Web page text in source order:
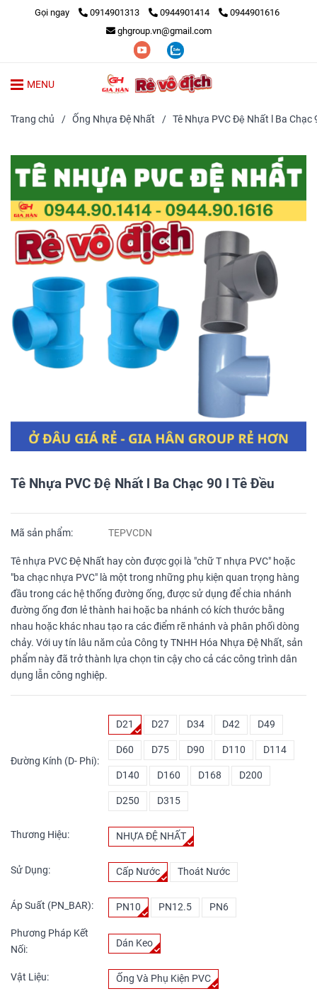
Gọi ngay 0914901313 0944901414
0944901616
ghgroup.vn@gmail.com
MENU
Trang chủ / Ống Nhựa Đệ Nhất / Tê Nhựa PVC Đệ Nhất l Ba Chạc
Tê Nhựa PVC Đệ Nhất l Ba Chạc 90 l Tê Đều
Mã sản phẩm: TEPVCDN
Tê nhựa PVC Đệ Nhất hay còn được gọi là "chữ T nhựa PVC" hoặc
"ba chạc nhựa PVC" là một trong những phụ kiện quan trọng hàng
đầu trong các hệ thống đường ống, được sử dụng để chia nhánh
đường ống đơn lẻ thành hai hoặc ba nhánh có kích thước bằng
nhau hoặc khác nhau tạo ra các điểm rẽ nhánh và phân phối dòng
chảy. Với uy tín lâu năm của Công ty TNHH Hóa Nhựa Đệ Nhất, sản
phẩm này đã trở thành lựa chọn tin cậy cho cả các công trình dân
dụng lẫn công nghiệp.
Đường Kính (D- Phi):
D21 D27 D34 D42 D49
D60 D75 D90 D110 D114
D140 D160 D168 D200
D250 D315
Thương Hiệu: NHỰA ĐỆ NHẤT
Sử Dụng: Cấp Nước Thoát Nước
Áp Suất (PN_BAR): PN10 PN12.5 PN6
Phương Pháp Kết
Nối:
Dán Keo
Vật Liệu: Ống Và Phụ Kiện PVC